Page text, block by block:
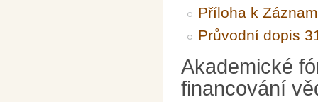
Příloha k
Průvodní dopis
Akademické
financování